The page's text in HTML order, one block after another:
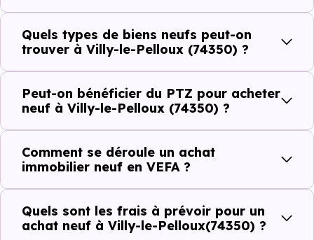
Côté cadre de vie, Villy-le-Pelloux (74350) dispose de 1
commerces, 1 professions médicales et 1 établissements
scolaires. Des équipements du quotidien qui constituent
autant d'arguments concrets pour habiter ou investir
dans la commune.
Combien coûte un logement à Villy-le-
Pelloux (74350) ?
C'est souvent la première question. Voici les repères de
prix à connaître pour un achat immobilier à Villy-le-
Quels types de biens neufs peut-on
trouver à Villy-le-Pelloux (74350) ?
Peut-on bénéficier du PTZ pour acheter
neuf à Villy-le-Pelloux (74350) ?
Comment se déroule un achat
immobilier neuf en VEFA ?
Quels sont les frais à prévoir pour un
achat neuf à Villy-le-Pelloux(74350) ?